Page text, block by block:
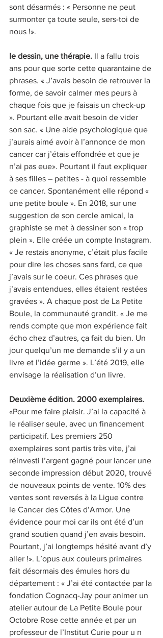
sont désarmés : « Personne ne peut
surmonter ça toute seule, sers-toi de
nous !».
le dessin, une thérapie. Il a fallu trois
ans pour que sorte cette quarantaine de
phrases. « J’avais besoin de retrouver la
forme, de savoir calmer mes peurs à
chaque fois que je faisais un check-up
». Pourtant elle avait besoin de vider
son sac. « Une aide psychologique que
j’aurais aimé avoir à l’annonce de mon
cancer car j’étais effondrée et que je
n’ai pas eue». Pourtant il faut expliquer
à ses filles – petites - à quoi ressemble
ce cancer. Spontanément elle répond «
une petite boule ». En 2018, sur une
suggestion de son cercle amical, la
graphiste se met à dessiner son « trop
plein ». Elle créée un compte Instagram.
« Je restais anonyme, c’était plus facile
pour dire les choses sans fard, ce que
j’avais sur le coeur. Ces phrases que
j’avais entendues, elles étaient restées
gravées ». A chaque post de La Petite
Boule, la communauté grandit. « Je me
rends compte que mon expérience fait
écho chez d’autres, ça fait du bien. Un
jour quelqu’un me demande s’il y a un
livre et l’idée germe ». L’été 2019, elle
envisage la réalisation d’un livre.
Deuxième édition. 2000 exemplaires.
«Pour me faire plaisir. J’ai la capacité à
le réaliser seule, avec un financement
participatif. Les premiers 250
exemplaires sont partis très vite, j’ai
réinvesti l’argent gagné pour lancer une
seconde impression début 2020, trouvé
de nouveaux points de vente. 10% des
ventes sont reversés à la Ligue contre
le Cancer des Côtes d’Armor. Une
évidence pour moi car ils ont été d’un
grand soutien quand j’en avais besoin.
Pourtant, j’ai longtemps hésité avant d’y
aller !». L’opus aux couleurs primaires
fait désormais des émules hors du
département : « J’ai été contactée par la
fondation Cognacq-Jay pour animer un
atelier autour de La Petite Boule pour
Octobre Rose cette année et par un
professeur de l’Institut Curie pour u n